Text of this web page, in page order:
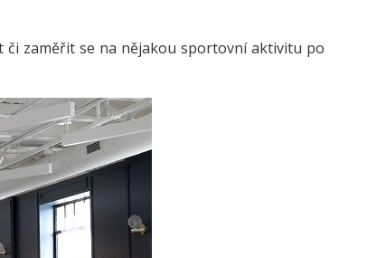
zaměřit se na nějakou sportovní aktivitu po